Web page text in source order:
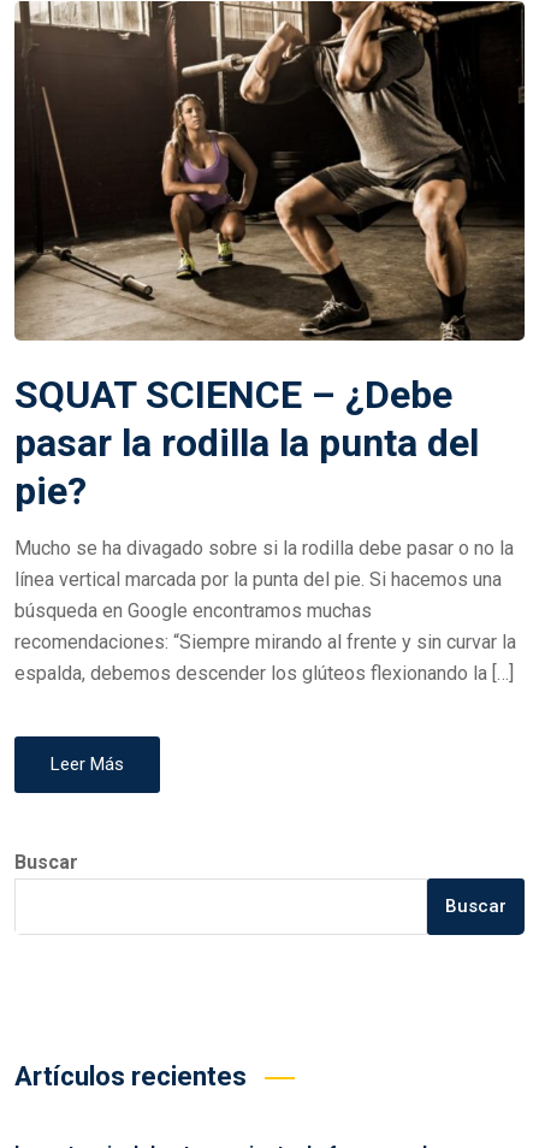
SQUAT SCIENCE – ¿Debe
pasar la rodilla la punta del
pie?
Mucho se ha divagado sobre si la rodilla debe pasar o no la
línea vertical marcada por la punta del pie. Si hacemos una
búsqueda en Google encontramos muchas
recomendaciones: “Siempre mirando al frente y sin curvar la
espalda, debemos descender los glúteos flexionando la […]
Leer Más
Buscar
Buscar
Artículos recientes